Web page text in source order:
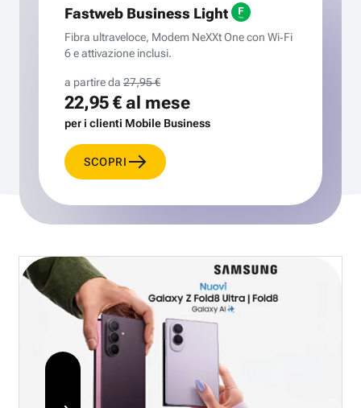
Fastweb Business Light
Fibra ultraveloce, Modem NeXXt One con Wi‑Fi
6 e attivazione inclusi.
a partire da 27,95 €
22,95 €al mese
per i clienti Mobile Business
SCOPRI